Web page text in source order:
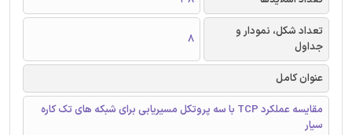
تعداد شکل، نمودار و
جداول
8
عنوان کامل
مقایسه عملکرد TCP با سه پروتکل مسیریابی برای شبکه های تک کاره
سیار